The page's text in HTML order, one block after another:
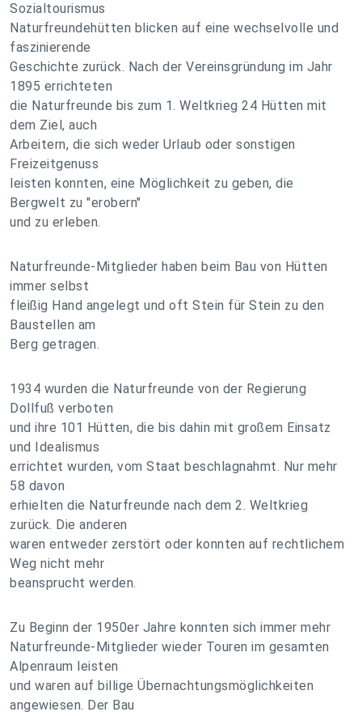
Sozialtourismus
Naturfreundehütten blicken auf eine wechselvolle und
faszinierende
Geschichte zurück. Nach der Vereinsgründung im Jahr
1895 errichteten
die Naturfreunde bis zum 1. Weltkrieg 24 Hütten mit
dem Ziel, auch
Arbeitern, die sich weder Urlaub oder sonstigen
Freizeitgenuss
leisten konnten, eine Möglichkeit zu geben, die
Bergwelt zu "erobern"
und zu erleben.
Naturfreunde-Mitglieder haben beim Bau von Hütten
immer selbst
fleißig Hand angelegt und oft Stein für Stein zu den
Baustellen am
Berg getragen.
1934 wurden die Naturfreunde von der Regierung
Dollfuß verboten
und ihre 101 Hütten, die bis dahin mit großem Einsatz
und Idealismus
errichtet wurden, vom Staat beschlagnahmt. Nur mehr
58 davon
erhielten die Naturfreunde nach dem 2. Weltkrieg
zurück. Die anderen
waren entweder zerstört oder konnten auf rechtlichem
Weg nicht mehr
beansprucht werden.
Zu Beginn der 1950er Jahre konnten sich immer mehr
Naturfreunde-Mitglieder wieder Touren im gesamten
Alpenraum leisten
und waren auf billige Übernachtungsmöglichkeiten
angewiesen. Der Bau